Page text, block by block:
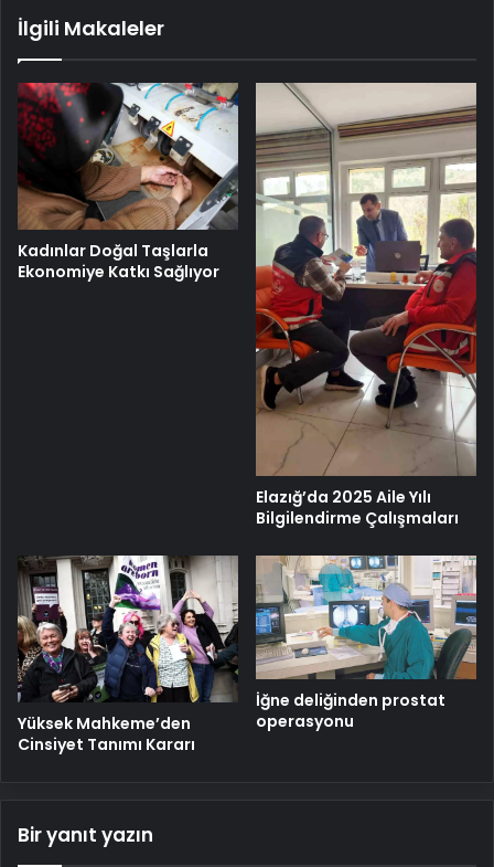
İlgili Makaleler
Kadınlar Doğal Taşlarla
Ekonomiye Katkı Sağlıyor
Elazığ’da 2025 Aile Yılı
Bilgilendirme Çalışmaları
Yüksek Mahkeme’den
Cinsiyet Tanımı Kararı
İğne deliğinden prostat
operasyonu
Bir yanıt yazın